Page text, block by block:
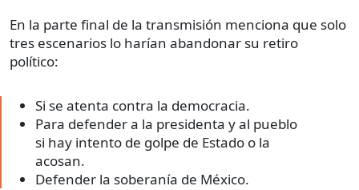
En la parte final de la transmisión menciona que solo
tres escenarios lo harían abandonar su retiro
político:
Si se atenta contra la democracia.
Para defender a la presidenta y al pueblo
si hay intento de golpe de Estado o la
acosan.
Defender la soberanía de México.